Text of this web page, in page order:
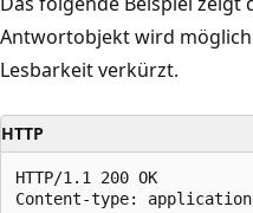
Antwortobjekt wird
Lesbarkeit verkürzt.
HTTP
HTTP/1.1 200 OK
Content-type: